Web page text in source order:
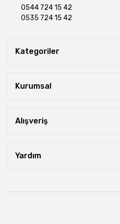
0544 724 15 42
0535 724 15 42
Kategoriler
Kurumsal
Alışveriş
Yardım